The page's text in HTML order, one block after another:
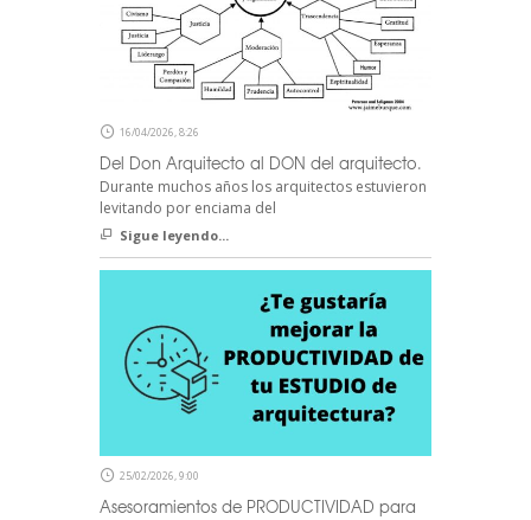
16/04/2026, 8:26
Del Don Arquitecto al DON del arquitecto.
Durante muchos años los arquitectos estuvieron
levitando por enciama del
Sigue leyendo...
25/02/2026, 9:00
Asesoramientos de PRODUCTIVIDAD para